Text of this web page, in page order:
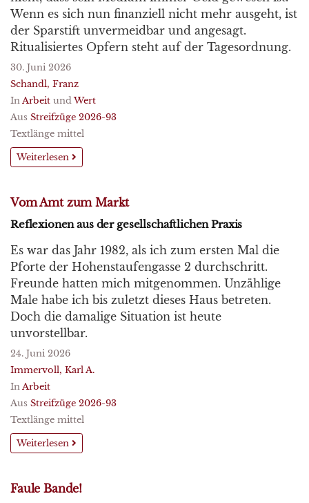
Wenn es sich nun finanziell nicht mehr ausgeht, ist
der Sparstift unvermeidbar und angesagt.
Ritualisiertes Opfern steht auf der Tagesordnung.
30. Juni 2026
Schandl, Franz
In Arbeit undWert
Aus Streifzüge 2026-93
Textlänge mittel
Weiterlesen
Vom Amt zum Markt
Reflexionen aus der gesellschaftlichen Praxis
Es war das Jahr 1982, als ich zum ersten Mal die
Pforte der Hohenstaufengasse 2 durchschritt.
Freunde hatten mich mitgenommen. Unzählige
Male habe ich bis zuletzt dieses Haus betreten.
Doch die damalige Situation ist heute
unvorstellbar.
24. Juni 2026
Immervoll, Karl A.
In Arbeit
Aus Streifzüge 2026-93
Textlänge mittel
Weiterlesen
Faule Bande!